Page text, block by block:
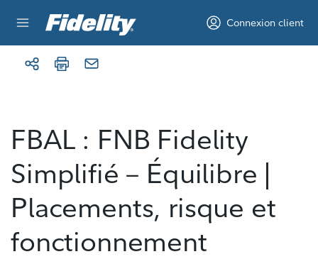
Connexion client
FBAL : FNB Fidelity
Simplifié – Équilibre |
Placements, risque et
fonctionnement